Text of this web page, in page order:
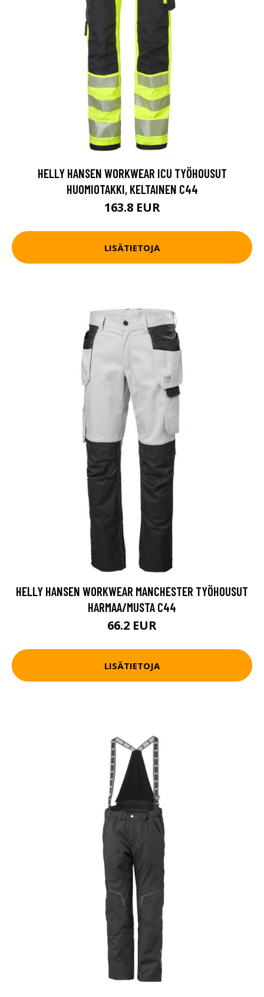
HELLY HANSEN WORKWEAR ICU TYÖHOUSUT
HUOMIOTAKKI, KELTAINEN C44
163.8 EUR
LISÄTIETOJA
HELLY HANSEN WORKWEAR MANCHESTER TYÖHOUSUT
HARMAA/MUSTA C44
66.2 EUR
LISÄTIETOJA